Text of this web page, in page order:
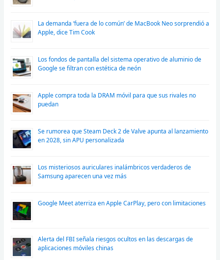
La demanda ‘fuera de lo común’ de MacBook Neo sorprendió a
Apple, dice Tim Cook
Los fondos de pantalla del sistema operativo de aluminio de
Google se filtran con estética de neón
Apple compra toda la DRAM móvil para que sus rivales no
puedan
Se rumorea que Steam Deck 2 de Valve apunta al lanzamiento
en 2028, sin APU personalizada
Los misteriosos auriculares inalámbricos verdaderos de
Samsung aparecen una vez más
Google Meet aterriza en Apple CarPlay, pero con limitaciones
Alerta del FBI señala riesgos ocultos en las descargas de
aplicaciones móviles chinas